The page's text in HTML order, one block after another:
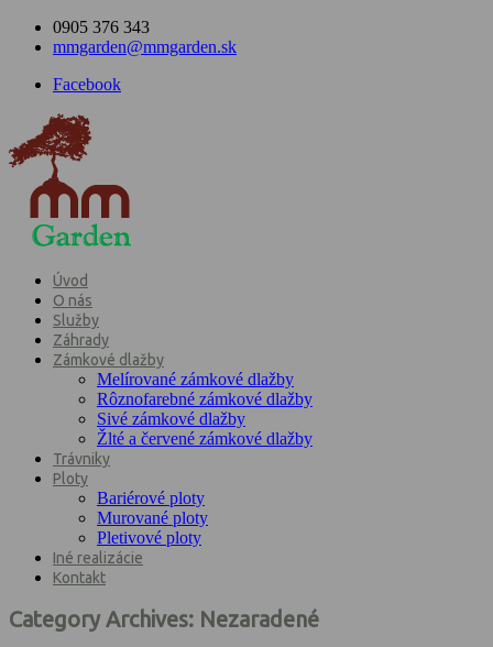
0905 376 343
mmgarden@mmgarden.sk
Facebook
Úvod
O nás
Služby
Záhrady
Zámkové dlažby
Melírované zámkové dlažby
Rôznofarebné zámkové dlažby
Sivé zámkové dlažby
Žlté a červené zámkové dlažby
Trávniky
Ploty
Bariérové ploty
Murované ploty
Pletivové ploty
Iné realizácie
Kontakt
Category Archives: Nezaradené